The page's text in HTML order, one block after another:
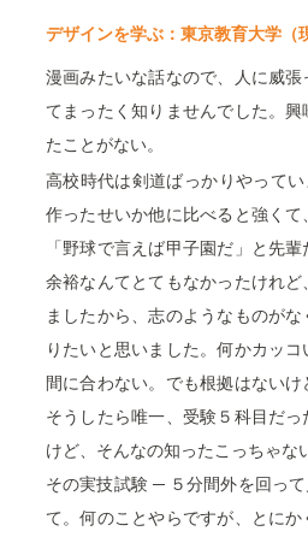
デザインを学ぶ：東京教育大学（
漫画みたいな話なので、人に威
てまったく知りませんでした。
たことがない。
高校時代は剣道ばっかりやって
作ったせいか他に比べると強く
「野球で言えば甲子園だ」と先
余裕なんてとてもなかったけれ
ましたから、志のようなものが
りたいと思いました。何かカッ
間に合わない。でも根拠はない
そうしたら唯一、受験５科目だ
けど、そんなの知ったこっちゃな
その実技試験 ─ ５分間外を回っ
て。何のことやらですが、とに